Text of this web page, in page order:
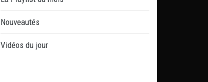
Nouveautés
Vidéos du jour